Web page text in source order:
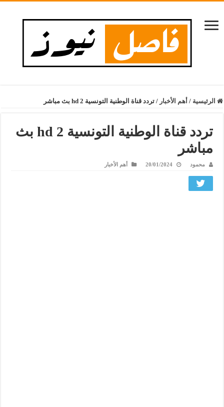
الرئيسية / أهم الأخبار / تردد قناة الوطنية التونسية 2 hd بث مباشر
تردد قناة الوطنية التونسية 2 hd بث
مباشر
محمود 20/01/2024 أهم الأخبار